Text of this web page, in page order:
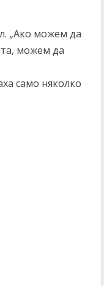
„Ако можем да
можем да
само няколко